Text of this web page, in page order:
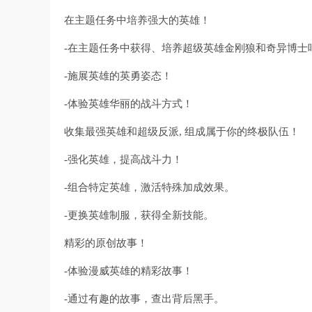
在主题任务中培养强大的英雄！
-在主题任务中获得、培养超级英雄金刚狼和奇异博士
-施展英雄的英勇姿态！
-体验英雄华丽的战斗方式！
收集最强英雄和超级反派, 组成属于你的终极队伍！
-强化英雄，提高战斗力！
-组合特定英雄，激活特殊加成效果。
-更换英雄制服，获得全新技能。
精彩的原创故事！
-体验漫威英雄的精彩故事！
-通过有趣的故事，查出背后黑手。